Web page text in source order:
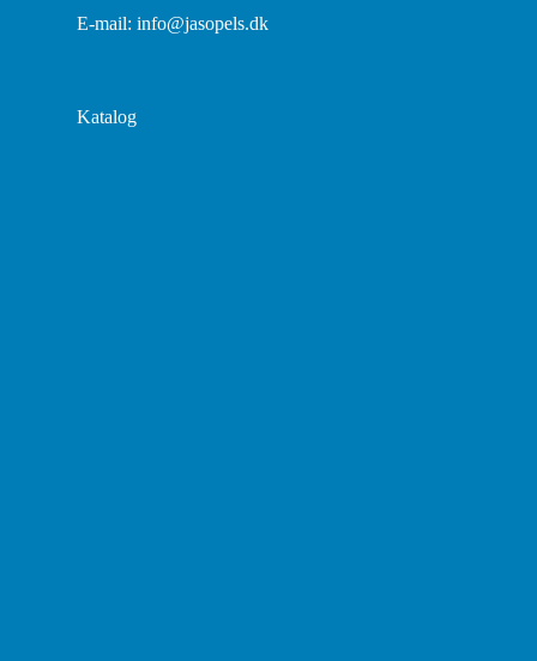
E-mail: info@jasopels.dk
Katalog